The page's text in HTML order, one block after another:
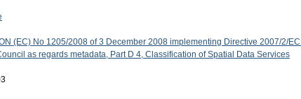
(EC) No 1205/2008 of 3 December 2008 implementing Directive 2007/2/EC
as regards metadata, Part D 4, Classification of Spatial Data Services